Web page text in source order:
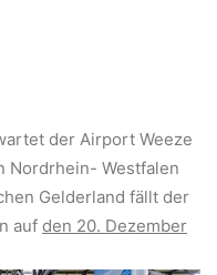
der Airport Weeze
Nordrhein- Westfalen
Gelderland fällt der
auf den 20. Dezember